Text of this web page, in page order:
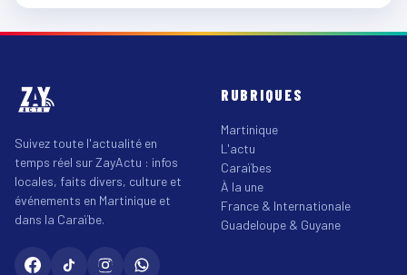
Suivez toute l'actualité en
temps réel sur ZayActu : infos
locales, faits divers, culture et
événements en Martinique et
dans la Caraïbe.
RUBRIQUES
Martinique
L'actu
Caraïbes
À la une
France & Internationale
Guadeloupe & Guyane